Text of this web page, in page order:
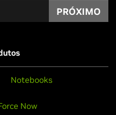
PRÓXIMO
Notebooks
Now